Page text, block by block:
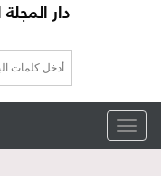
دار المجلة
Toggle
navigation